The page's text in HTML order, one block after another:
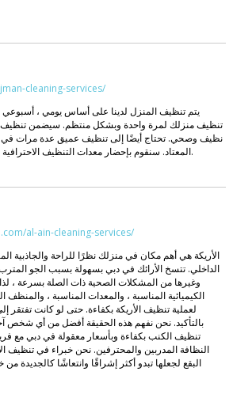
cleaning-services/
يتم تنظيف المنزل لدينا على أساس يومي ،
تنظيف منزلك لمرة واحدة وبشكل منتظم. سيضمن
نظيف وصحي. تحتاج أيضًا إلى تنظيف عميق عدة مرات في
المعتاد. سنقوم بإحضار معدات التنظيف الاحترافية الخاصة بنا لتترك منزلك نظيفًا.
al-ain-cleaning-services/
الأريكة هي أهم مكان في منزلك نظرًا للراحة والجاذبية
الداخلي. تتسخ الأرائك في دبي بسهولة بسبب الجو
وغيرها من المشكلات الصحية ذات الصلة بسرعة ،
الكيميائية المناسبة ، والمعدات المناسبة ،
لعملية تنظيف الأريكة بكفاءة. حتى لو كانت تفتقر
بالتأكيد. نحن نفهم هذه الحقيقة أفضل من أي شخص
تنظيف الكنب بكفاءة وبأسعار معقولة في دبي مع
النظافة المدربين والمحترفين. نحن خبراء في تنظيف
البقع لجعلها تبدو أكثر إشراقًا وانتعاشًا كالجديدة من